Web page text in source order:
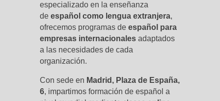
especializado en la enseñanza
de español como lengua extranjera,
ofrecemos programas de español para
empresas internacionalesadaptados
a las necesidades de cada
organización.
Con sede en Madrid, Plaza de España,
6, impartimos formación de español a